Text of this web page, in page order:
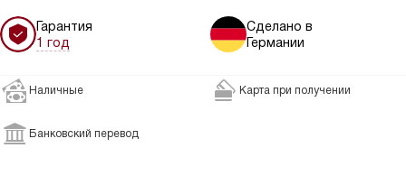
Гарантия
1 год
Сделано в
Германии
Наличные Карта при получении
Банковский перевод